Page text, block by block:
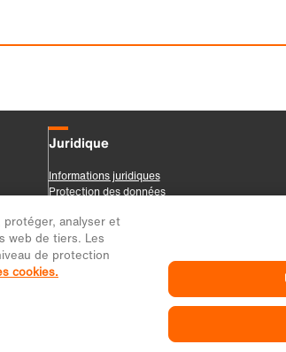
analyser et
web de tiers. Les
de protection
cookies.